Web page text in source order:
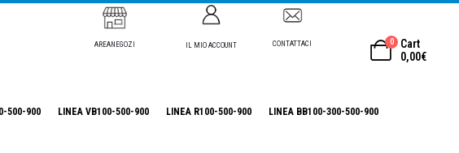
AREANEGOZI IL MIO ACCOUNT CONTATTACI 0
Cart
0,00€
500-900 LINEA VB100-500-900 LINEA R100-500-900 LINEA BB100-300-500-900